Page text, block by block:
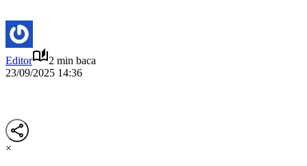
Editor
2 min baca
23/09/2025 14:36
×